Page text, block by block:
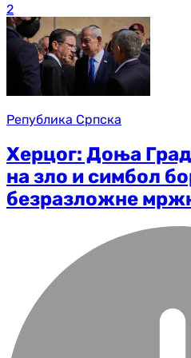
2
Република Српска
Херцог: Доња
на зло и симбол
безразложне